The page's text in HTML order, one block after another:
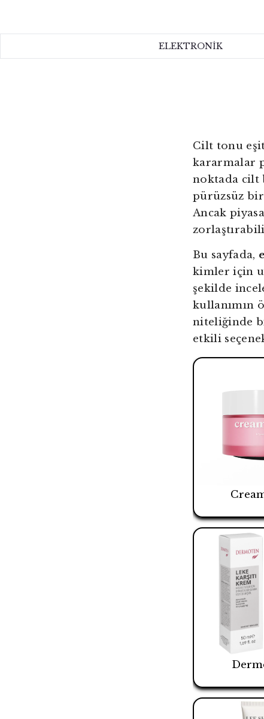
ELEKTRONİK
Cilt tonu
kararmalar
noktada cilt
pürüzsüz
Ancak
Bu sayfada,
kimler için
şekilde
kullanımın
niteliğinde
etkili